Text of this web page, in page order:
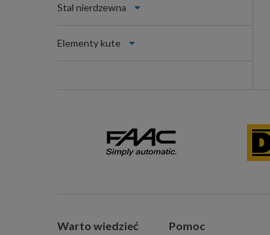
Stal nierdzewna
Elementy kute
Warto wiedzieć Pomoc